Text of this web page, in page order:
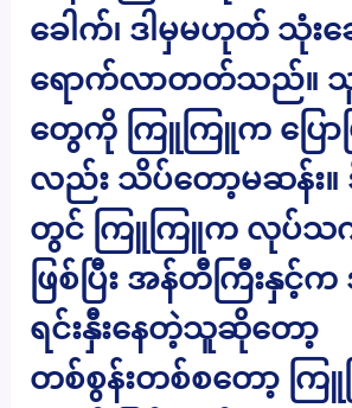
ခေါက်၊ ဒါမှမဟုတ် သုံးခ
ရောက်လာတတ်သည်။ သူ့
တွေကို ကြူကြူက ပြော
လည်း သိပ်တော့မဆန်း။
တွင် ကြူကြူက လုပ်သ
ဖြစ်ပြီး အန်တီကြီးနှင့်
ရင်းနှီးနေတဲ့သူဆိုတော့
တစ်စွန်းတစ်စတော့ က